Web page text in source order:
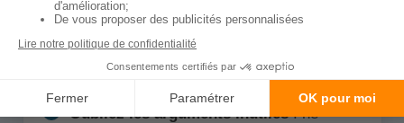
Optez pour le paiement annuel des
cotisations: Si vous pouvez vous le
permettre, payer votre mutuelle à l'année
peut vous faire économiser entre 2 et 10%.
Oubliez les arguments inutiles: ne